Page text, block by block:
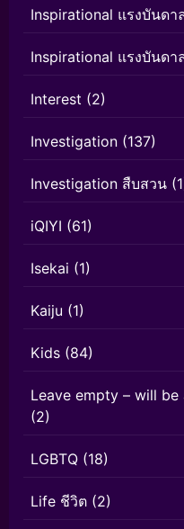
Inspirational แรงบันดา
Inspirational แรงบันดา
Interest (2)
Investigation (137)
Investigation สืบสวน
iQIYI (61)
Isekai (1)
Kaiju (1)
Kids (84)
Leave empty – will
(2)
LGBTQ (18)
Life ชีวิต (2)